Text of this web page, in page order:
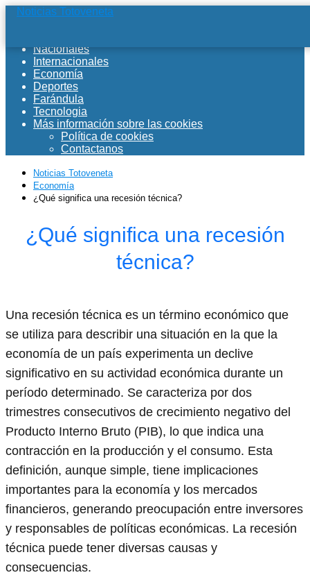
Noticias Totoveneta
Nacionales
Internacionales
Economía
Deportes
Farándula
Tecnologia
Más información sobre las cookies
Política de cookies
Contactanos
Noticias Totoveneta
Economía
¿Qué significa una recesión técnica?
¿Qué significa una recesión
técnica?
Una recesión técnica es un término económico que
se utiliza para describir una situación en la que la
economía de un país experimenta un declive
significativo en su actividad económica durante un
período determinado. Se caracteriza por dos
trimestres consecutivos de crecimiento negativo del
Producto Interno Bruto (PIB), lo que indica una
contracción en la producción y el consumo. Esta
definición, aunque simple, tiene implicaciones
importantes para la economía y los mercados
financieros, generando preocupación entre inversores
y responsables de políticas económicas. La recesión
técnica puede tener diversas causas y
consecuencias.